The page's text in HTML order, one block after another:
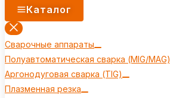
Каталог
Сварочные аппараты
Полуавтоматическая сварка (MIG/MAG)
Аргонодуговая сварка (TIG)
Плазменная резка